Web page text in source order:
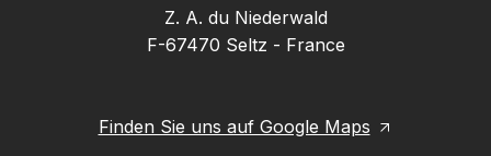
Z. A. du Niederwald
F-67470 Seltz - France
Finden Sie uns auf Google Maps